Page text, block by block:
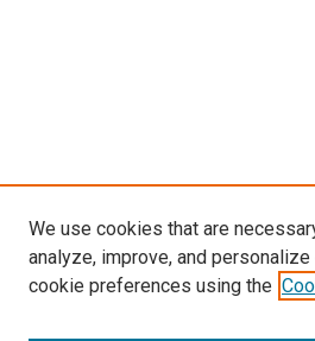
We use cookies that are
analyze, improve, and
cookie preferences using the